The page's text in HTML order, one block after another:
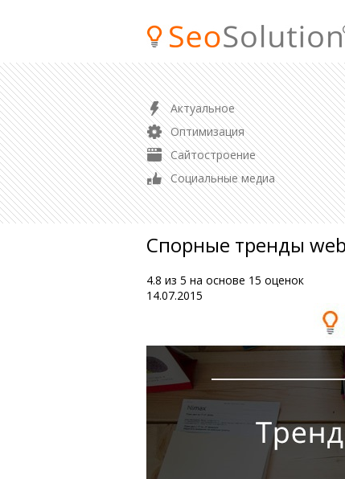
Актуальное
Оптимизация
Сайтостроение
Социальные медиа
ПРОДВИЖЕНИЕ
SEO продвижение сайта
Продвижение магазина
Контекстная реклама
Аудит сайта
Спорные тренды
4.8 из 5 на основе 15 оценок
14.07.2015